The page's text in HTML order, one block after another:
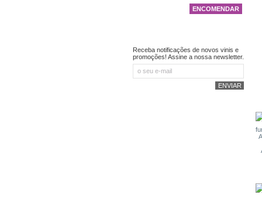
ENCOMENDAR
Receba notificações de novos vinis e
promoções! Assine a nossa newsletter.